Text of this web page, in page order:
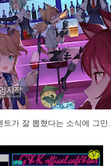
트가 잘 뽑혔다는 소식에 그만